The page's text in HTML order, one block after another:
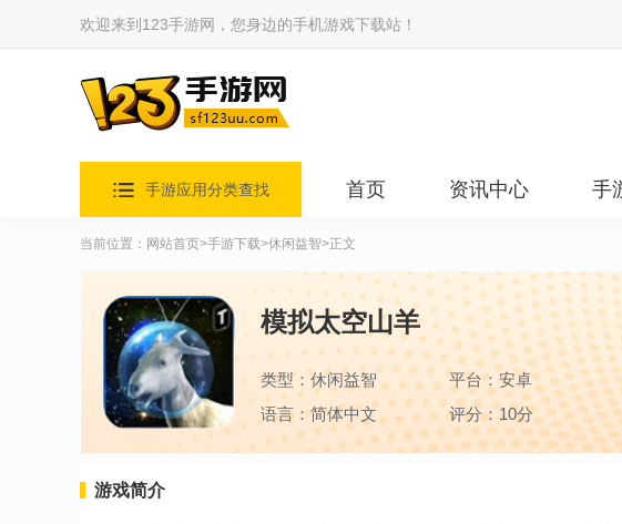
欢迎来到123手游网，您身边的手机游戏下载站！
手游应用分类查找 首页 资讯中心 手
当前位置： 网站首页>手游下载>休闲益智>正文
模拟太空山羊
类型：休闲益智 平台：安卓
语言：简体中文
评分：10分
游戏简介